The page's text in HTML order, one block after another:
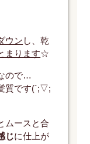
ウン し、乾
まります☆
ので…
質です(´;▽;
ムースと合
じに仕上が